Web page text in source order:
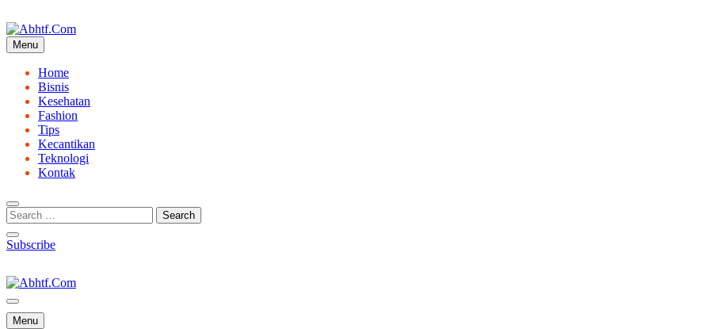
to
content
Menu
Home
Bisnis
Kesehatan
Fashion
Tips
Kecantikan
Teknologi
Kontak
Subscribe
Abhtf.Com
Menu